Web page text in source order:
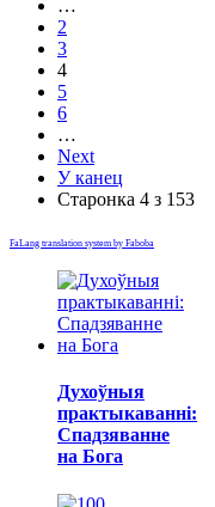
…
2
3
4
5
6
…
Next
У канец
Старонка 4 з 153
FaLang translation system by Faboba
Духоўныя
практыкаванні:
Спадзяванне
на Бога